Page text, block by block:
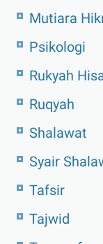
Mutiara
Psikologi
Rukyah
Ruqyah
Shalawat
Syair
Tafsir
Tajwid